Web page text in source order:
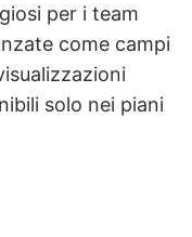
per i team
come campi
solo nei piani